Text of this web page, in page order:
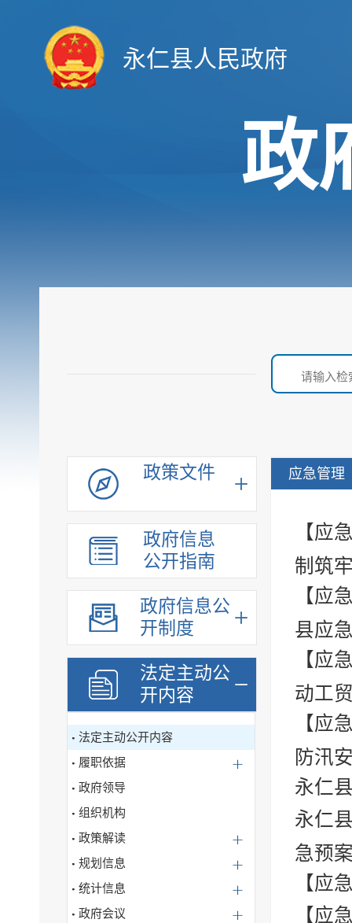
永仁县人民政府
政
政策文件
政府信息
公开指南
政府信息公
开制度
法定主动公
开内容
法定主动公开内容
履职依据
政府领导
组织机构
政策解读
规划信息
统计信息
政府会议
应急管理
【应
制筑
【应
县应
【应
动工
【应
防汛
永仁
永仁
急预
【应
【应